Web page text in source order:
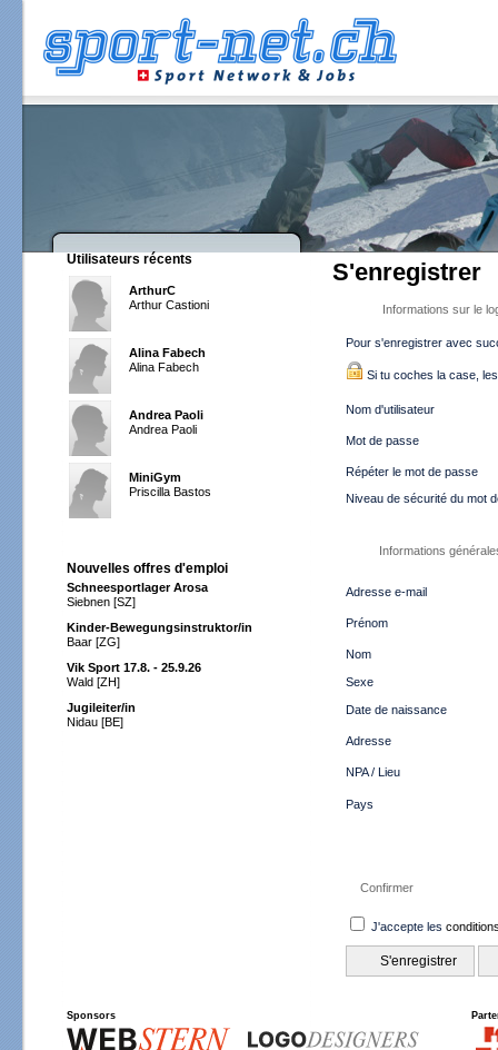
Utilisateurs récents
ArthurC
Arthur Castioni
Alina Fabech
Alina Fabech
Andrea Paoli
Andrea Paoli
MiniGym
Priscilla Bastos
Nouvelles offres d'emploi
Schneesportlager Arosa
Siebnen [SZ]
Kinder‑Bewegungsinstruktor/in
Baar [ZG]
Vik Sport 17.8. - 25.9.26
Wald [ZH]
Jugileiter/in
Nidau [BE]
S'enregistrer
Informations sur le
Pour s'enregistrer avec
Si tu coches la case,
Nom d'utilisateur
Mot de passe
Répéter le mot de passe
Niveau de sécurité du mot
Informations
Adresse e-mail
Prénom
Nom
Sexe
Date de naissance
Adresse
NPA / Lieu
Pays
Confirmer
J'accepte les
Sponsors